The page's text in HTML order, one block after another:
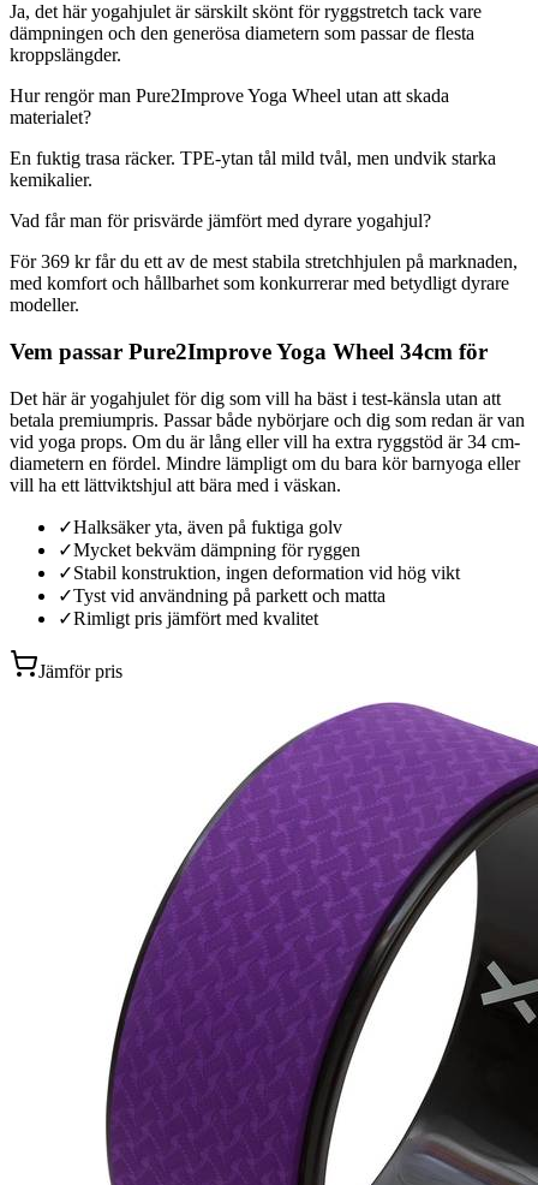
Ja, det här yogahjulet är särskilt skönt för ryggstretch tack vare
dämpningen och den generösa diametern som passar de flesta
kroppslängder.
Hur rengör man Pure2Improve Yoga Wheel utan att skada
materialet?
En fuktig trasa räcker. TPE-ytan tål mild tvål, men undvik starka
kemikalier.
Vad får man för prisvärde jämfört med dyrare yogahjul?
För 369 kr får du ett av de mest stabila stretchhjulen på marknaden,
med komfort och hållbarhet som konkurrerar med betydligt dyrare
modeller.
Vem passar Pure2Improve Yoga Wheel 34cm för
Det här är yogahjulet för dig som vill ha bäst i test-känsla utan att
betala premiumpris. Passar både nybörjare och dig som redan är van
vid yoga props. Om du är lång eller vill ha extra ryggstöd är 34 cm-
diametern en fördel. Mindre lämpligt om du bara kör barnyoga eller
vill ha ett lättviktshjul att bära med i väskan.
✓Halksäker yta, även på fuktiga golv
✓Mycket bekväm dämpning för ryggen
✓Stabil konstruktion, ingen deformation vid hög vikt
✓Tyst vid användning på parkett och matta
✓Rimligt pris jämfört med kvalitet
Jämför pris